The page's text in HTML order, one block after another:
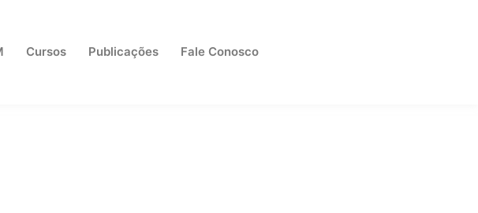
Cursos Publicações Fale Conosco